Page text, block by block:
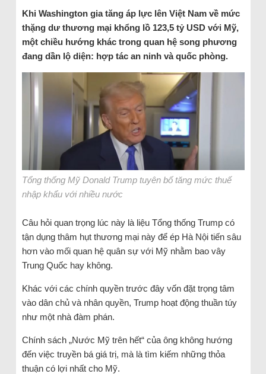
Khi Washington gia tăng áp lực lên Việt Nam về mức
thặng dư thương mại khổng lồ 123,5 tỷ USD với Mỹ,
một chiều hướng khác trong quan hệ song phương
đang dần lộ diện: hợp tác an ninh và quốc phòng.
Tổng thống Mỹ Donald Trump tuyên bố tăng mức thuế
nhập khẩu với nhiều nước
Câu hỏi quan trọng lúc này là liệu Tổng thống Trump có
tận dụng thâm hụt thương mại này để ép Hà Nội tiến sâu
hơn vào mối quan hệ quân sự với Mỹ nhằm bao vây
Trung Quốc hay không.
Khác với các chính quyền trước đây vốn đặt trọng tâm
vào dân chủ và nhân quyền, Trump hoạt động thuần túy
như một nhà đàm phán.
Chính sách „Nước Mỹ trên hết“ của ông không hướng
đến việc truyền bá giá trị, mà là tìm kiếm những thỏa
thuận có lợi nhất cho Mỹ.